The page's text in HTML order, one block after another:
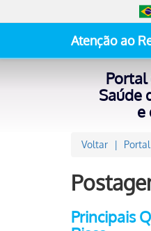
Atenção ao
Portal
Saúde
e
Voltar
Principais